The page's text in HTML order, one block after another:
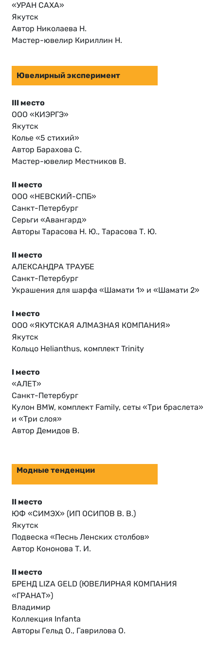
«УРАН САХА»
Якутск
Автор Николаева Н.
Мастер-ювелир Кириллин Н.
Ювелирный эксперимент
III место
ООО «КИЭРГЭ»
Якутск
Колье «5 стихий»
Автор Барахова С.
Мастер-ювелир Местников В.
II место
ООО «НЕВСКИЙ-СПБ»
Санкт-Петербург
Серьги «Авангард»
Авторы Тарасова Н. Ю., Тарасова Т. Ю.
II место
АЛЕКСАНДРА ТРАУБЕ
Санкт-Петербург
Украшения для шарфа «Шамати 1» и «Шамати 2»
I место
ООО «ЯКУТСКАЯ АЛМАЗНАЯ КОМПАНИЯ»
Якутск
Кольцо Helianthus, комплект Trinity
I место
«АЛЕТ»
Санкт-Петербург
Кулон BMW, комплект Family, сеты «Три браслета»
и «Три слоя»
Автор Демидов В.
Модные тенденции
II место
ЮФ «СИМЭХ» (ИП ОСИПОВ В. В.)
Якутск
Подвеска «Песнь Ленских столбов»
Автор Кононова Т. И.
II место
БРЕНД LIZA GELD (ЮВЕЛИРНАЯ КОМПАНИЯ
«ГРАНАТ»)
Владимир
Коллекция Infanta
Авторы Гельд О., Гаврилова О.